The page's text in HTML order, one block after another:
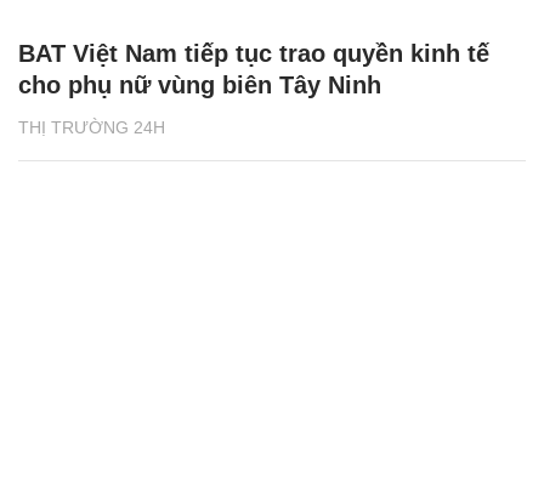
THỊ TRƯỜNG 24H
BAT Việt Nam tiếp tục trao quyền kinh tế
cho phụ nữ vùng biên Tây Ninh